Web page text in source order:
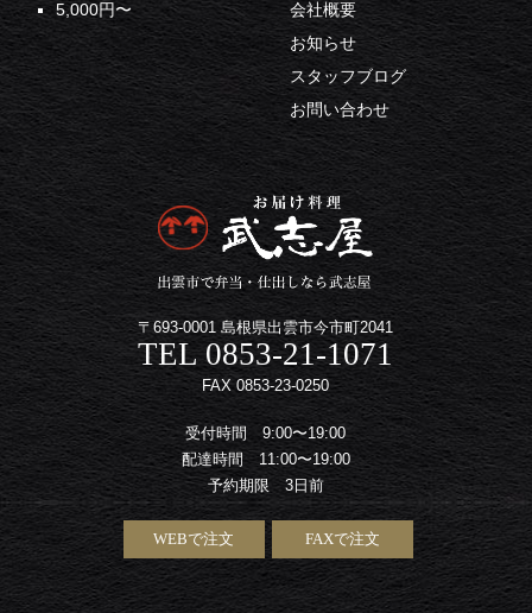
5,000円〜
会社概要
お知らせ
スタッフブログ
お問い合わせ
〒693-0001 島根県出雲市今市町2041
TEL 0853-21-1071
FAX 0853-23-0250
受付時間 9:00〜19:00
配達時間 11:00〜19:00
予約期限 3日前
WEBで注文 FAXで注文